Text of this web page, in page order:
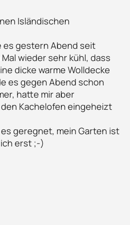
Isländischen
es gestern Abend seit
wieder sehr kühl, dass
dicke warme Wolldecke
es gegen Abend schon
hatte mir aber
Kachelofen eingeheizt
geregnet, mein Garten ist
erst ;-)